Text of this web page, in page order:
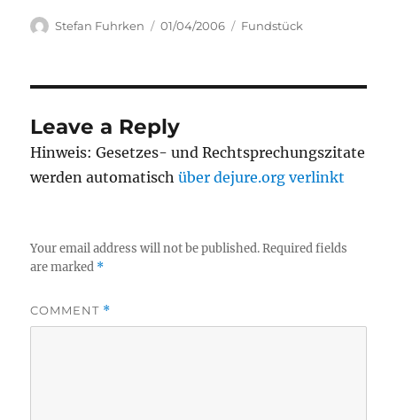
Author
Stefan Fuhrken
Posted
01/04/2006 Categories
Fundstück
Leave a Reply
Hinweis: Gesetzes- und Rechtsprechungszitate
werden automatischüber dejure.org verlinkt
Your email address will not be published. Required fields
are marked *
COMMENT *